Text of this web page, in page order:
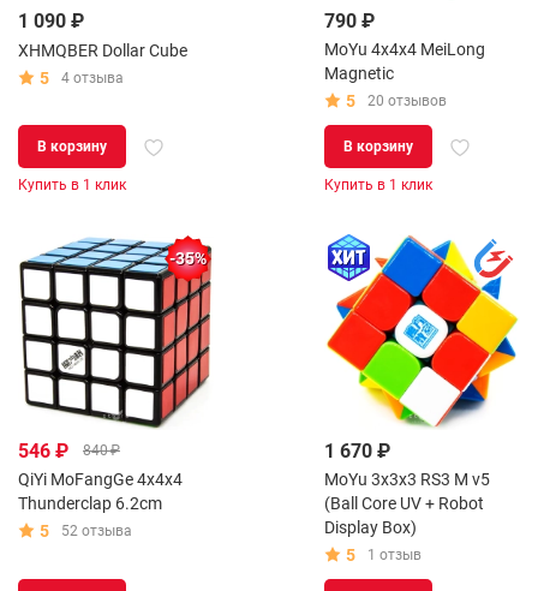
1 090 ₽
XHMQBER Dollar Cube
5
4 отзыва
В корзину
Купить в 1 клик
790 ₽
MoYu 4x4x4 MeiLong
Magnetic
5
20 отзывов
В корзину
Купить в 1 клик
-35%
546 ₽ 840 ₽
QiYi MoFangGe 4x4x4
Thunderclap 6.2cm
5
52 отзыва
1 670 ₽
MoYu 3x3x3 RS3 M v5
(Ball Core UV + Robot
Display Box)
5
1 отзыв